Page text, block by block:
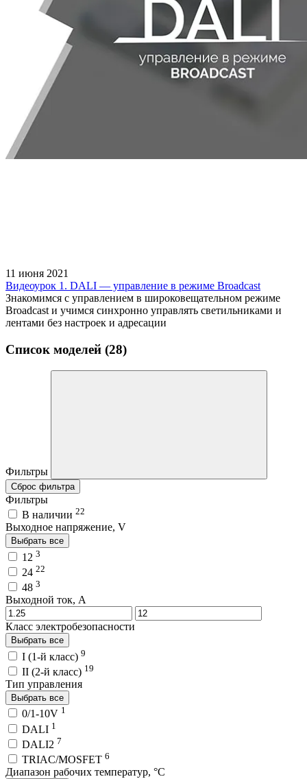
11 июня 2021
Видеоурок 1. DALI — управление в режиме Broadcast
Знакомимся с управлением в широковещательном режиме
Broadcast и учимся синхронно управлять светильниками и
лентами без настроек и адресации
Список моделей (28)
Фильтры
Сброс фильтра
Фильтры
В наличии 22
Выходное напряжение, V
Выбрать все
12 3
24 22
48 3
Выходной ток, A
Класс электробезопасности
Выбрать все
I (1-й класс) 9
II (2-й класс) 19
Тип управления
Выбрать все
0/1-10V 1
DALI 1
DALI2 7
TRIAC/MOSFET 6
Диапазон рабочих температур, °C